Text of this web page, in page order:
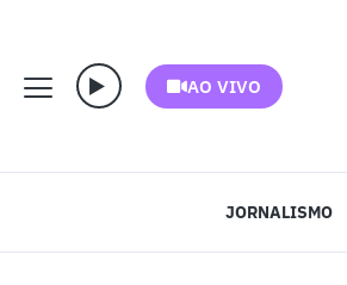
AO VIVO
JORNALISMO